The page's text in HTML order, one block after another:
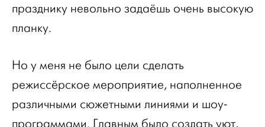
празднику невольно задаёшь очень высокую
планку.
Но у меня не было цели сделать
режиссёрское мероприятие, наполненное
различными сюжетными линиями и шоу-
программами. Главным было создать уют,